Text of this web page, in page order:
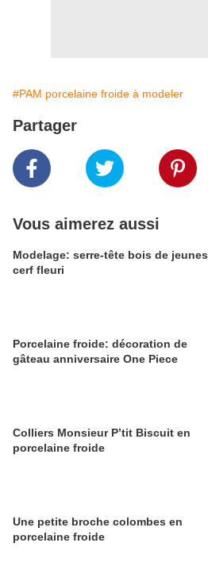
#PAM porcelaine froide à modeler
Partager
Vous aimerez aussi
Modelage: serre-tête bois de jeunes
cerf fleuri
Porcelaine froide: décoration de
gâteau anniversaire One Piece
Colliers Monsieur P’tit Biscuit en
porcelaine froide
Une petite broche colombes en
porcelaine froide